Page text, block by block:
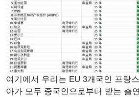
여기에서 우리는 EU 3개국인 프랑
아가 모두 중국인으로부터 받는 출